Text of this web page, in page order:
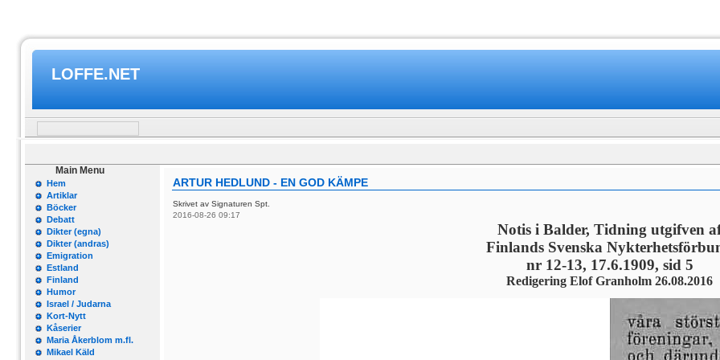
LOFFE.NET
Main Menu
Hem
Artiklar
Böcker
Debatt
Dikter (egna)
Dikter (andras)
Emigration
Estland
Finland
Humor
Israel / Judarna
Kort-Nytt
Kåserier
Maria Åkerblom m.fl.
Mikael Käld
ARTUR HEDLUND - EN GOD KÄMPE
Skrivet av Signaturen Spt.
2016-08-26 09:17
Notis i Balder, Tidning utgifven
Finlands Svenska
nr 12-13, 17.6.1909, sid 5
Redigering Elof Granholm 26.08.2016